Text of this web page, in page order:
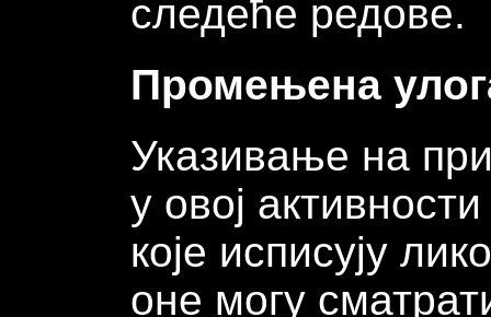
следеће редове.
Промењена
Указивање на
у овој
које исписују
оне могу